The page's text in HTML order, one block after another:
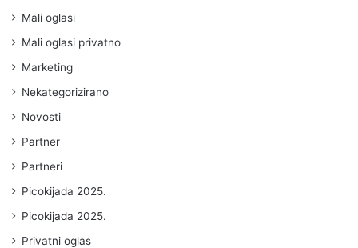
Mali oglasi
Mali oglasi privatno
Marketing
Nekategorizirano
Novosti
Partner
Partneri
Picokijada 2025.
Picokijada 2025.
Privatni oglas